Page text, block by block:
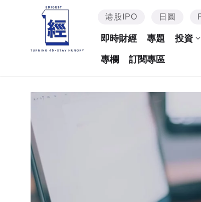
港股IPO 日圓
即時財經 專題 投資
專欄 訂閱專區